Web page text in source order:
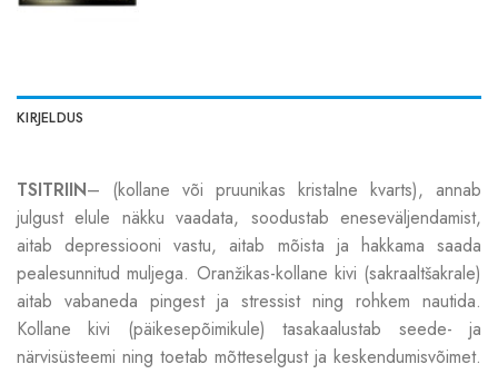
KIRJELDUS
TSITRIIN– (kollane või pruunikas kristalne kvarts), annab
julgust elule näkku vaadata, soodustab eneseväljendamist,
aitab depressiooni vastu, aitab mõista ja hakkama saada
pealesunnitud muljega. Oranžikas-kollane kivi (sakraaltšakrale)
aitab vabaneda pingest ja stressist ning rohkem nautida.
Kollane kivi (päikesepõimikule) tasakaalustab seede- ja
närvisüsteemi ning toetab mõtteselgust ja keskendumisvõimet.